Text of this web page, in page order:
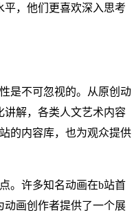
，他们更喜欢深入思考
是不可忽视的。从原创动
讲解，各类人文艺术内容
的内容库，也为观众提供
。许多知名动画在b站首
动画创作者提供了一个展